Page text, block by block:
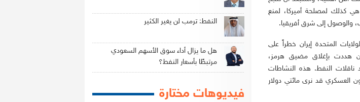
هي كذلك لمصلحة أميركا، لمنع
والوصول إلى شرق أفريقيا.
المتحدة إيران خطراً على
أن هددت بإغلاق مضيق هرمز،
ناقلات النفط. هذه النشاطات
العسكري قد نرى مائتي دولار
النفط: ترمب لن يغير الكثير
هل ما يزال أداء سوق الأسهم السعودي
مرتبطًا بأسعار النفط؟
فيديوهات مختارة